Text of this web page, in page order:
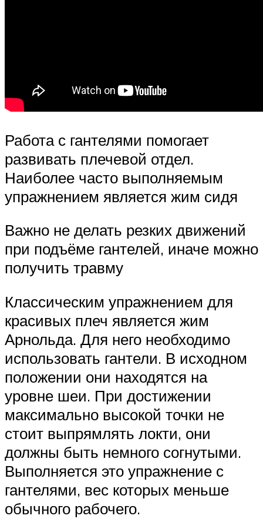
Работа с гантелями помогает
развивать плечевой отдел.
Наиболее часто выполняемым
упражнением является жим сидя
Важно не делать резких движений
при подъёме гантелей, иначе можно
получить травму
Классическим упражнением для
красивых плеч является жим
Арнольда. Для него необходимо
использовать гантели. В исходном
положении они находятся на
уровне шеи. При достижении
максимально высокой точки не
стоит выпрямлять локти, они
должны быть немного согнутыми.
Выполняется это упражнение с
гантелями, вес которых меньше
обычного рабочего.